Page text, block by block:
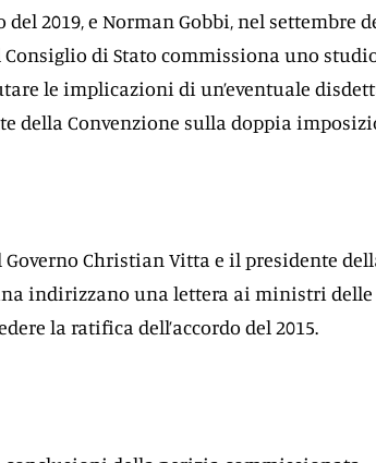
2019, e Norman Gobbi, nel settembre
Consiglio di Stato commissiona uno
le implicazioni di un’eventuale
della Convenzione sulla doppia
Governo Christian Vitta e il presidente
indirizzano una lettera ai ministri delle
la ratifica dell’accordo del 2015.